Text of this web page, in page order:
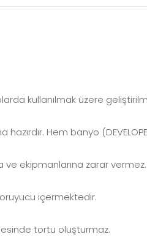
kullanılmak üzere
hazırdır. Hem banyo
ve ekipmanlarına zarar vermez.
içermektedir.
tortu oluşturmaz.